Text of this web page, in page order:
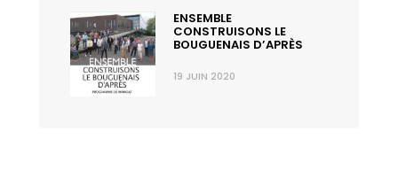
ENSEMBLE
CONSTRUISONS LE
BOUGUENAIS D’APRÈS
19 JUIN 2020